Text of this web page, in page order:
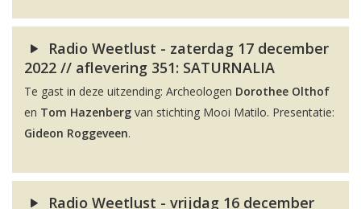
Radio Weetlust - zaterdag 17 december
2022 // aflevering 351: SATURNALIA
Te gast in deze uitzending: Archeologen Dorothee Olthof
en Tom Hazenberg van stichting Mooi Matilo. Presentatie:
Gideon Roggeveen.
Radio Weetlust - vrijdag 16 december